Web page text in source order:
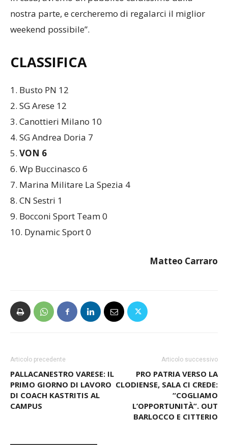
nostra parte, e cercheremo di regalarci il miglior
weekend possibile”.
CLASSIFICA
1. Busto PN 12
2. SG Arese 12
3. Canottieri Milano 10
4. SG Andrea Doria 7
5. VON 6
6. Wp Buccinasco 6
7. Marina Militare La Spezia 4
8. CN Sestri 1
9. Bocconi Sport Team 0
10. Dynamic Sport 0
Matteo Carraro
Articolo precedente
PALLACANESTRO VARESE: IL
PRIMO GIORNO DI LAVORO
DI COACH KASTRITIS AL
CAMPUS
Articolo successivo
PRO PATRIA VERSO LA
CLODIENSE, SALA CI CREDE:
“COGLIAMO
L’OPPORTUNITÀ”. OUT
BARLOCCO E CITTERIO